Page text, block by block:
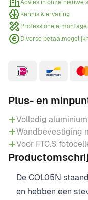
Advies in onze nieuwe
Kennis & ervaring
Professionele
Diverse
Plus- en
Volledig aluminium
Wandbevestiging
Voor FTC.S
De COL05N
en hebben een